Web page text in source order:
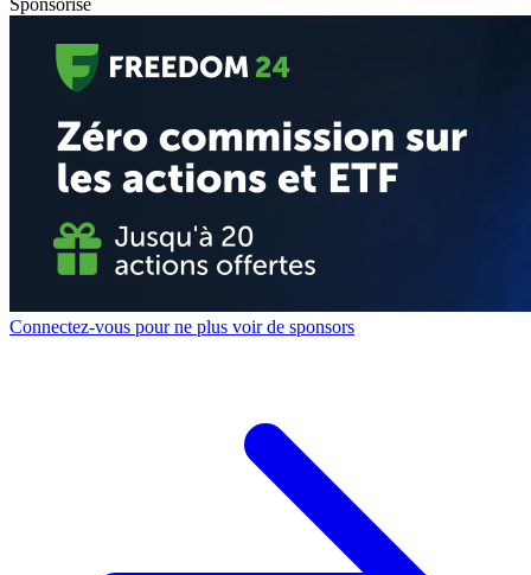
Sponsorisé
Connectez-vous pour ne plus voir de sponsors